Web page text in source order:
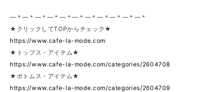
—＊—＊—＊—＊—＊—＊—＊—＊—＊—＊—＊
★クリックしてTOPからチェック★
https://www.cafe-la-mode.com
★トップス・アイテム★
https://www.cafe-la-mode.com/categories/2604708
★ボトムス・アイテム★
https://www.cafe-la-mode.com/categories/2604709